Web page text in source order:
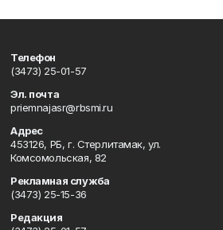
Телефон
(3473) 25-01-57
Эл. почта
priemnajasr@rbsmi.ru
Адрес
453126, РБ, г. Стерлитамак, ул.
Комсомольская, 82
Рекламная служба
(3473) 25-15-36
Редакция